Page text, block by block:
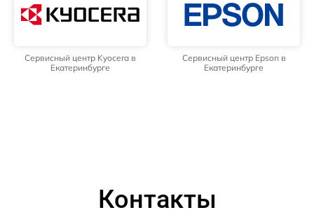
Сервисный центр Kyocera в
Екатеринбурге
Сервисный центр Epson в
Екатеринбурге
Контакты